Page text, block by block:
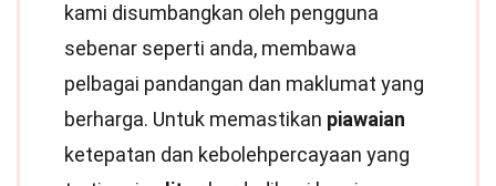
kami disumbangkan oleh pengguna
sebenar seperti anda, membawa
pelbagai pandangan dan maklumat yang
berharga. Untuk memastikan piawaian
ketepatan dan kebolehpercayaan yang